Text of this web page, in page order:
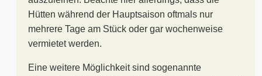
Hütten während der Hauptsaison oftmals nur
mehrere Tage am Stück oder gar wochenweise
vermietet werden.
Eine weitere Möglichkeit sind sogenannte